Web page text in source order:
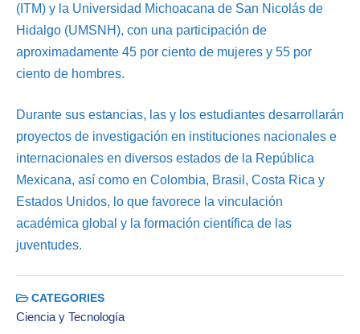
(ITM) y la Universidad Michoacana de San Nicolás de
Hidalgo (UMSNH), con una participación de
aproximadamente 45 por ciento de mujeres y 55 por
ciento de hombres.
Durante sus estancias, las y los estudiantes desarrollarán
proyectos de investigación en instituciones nacionales e
internacionales en diversos estados de la República
Mexicana, así como en Colombia, Brasil, Costa Rica y
Estados Unidos, lo que favorece la vinculación
académica global y la formación científica de las
juventudes.
CATEGORIES
Ciencia y Tecnología